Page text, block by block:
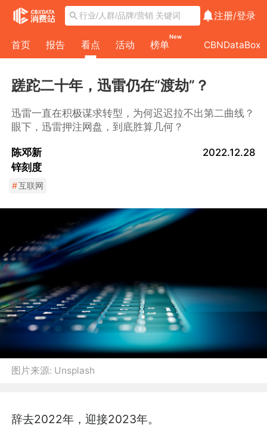
注册/登录
首页 报告 看点 活动 榜单
New
CBNDataBox
蹉跎二十年，迅雷仍在“渡劫”？
迅雷一直在积极谋求转型，为何迟迟拉不出第二曲线？
眼下，迅雷押注网盘，到底胜算几何？
陈邓新
锌刻度
2022.12.28
#互联网
图片来源: Unsplash
辞去2022年，迎接2023年。